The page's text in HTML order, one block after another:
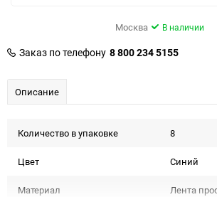
Москва В наличии
Заказ по телефону 8 800 234 5155
Описание
Количество в упаковке 8
Цвет Синий
Материал Лента